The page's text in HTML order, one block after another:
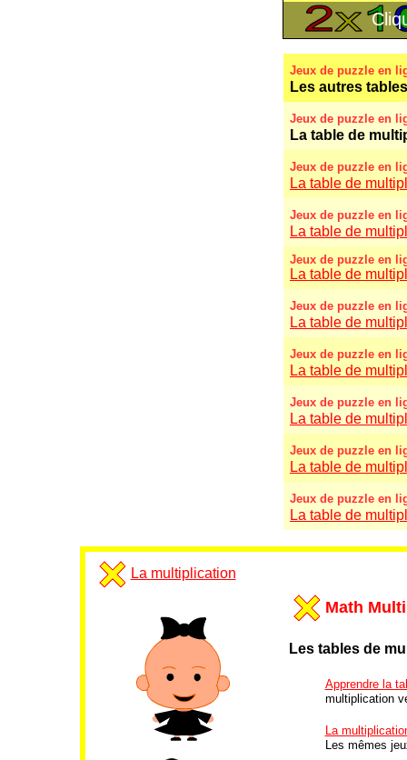
Jeux de puzzle en
Les autres
Jeux de puzzle en
La table de
Jeux de puzzle en
La table de
Jeux de puzzle en
La table de
Jeux de puzzle en
La table de
Jeux de puzzle en
La table de
Jeux de puzzle en
La table de
Jeux de puzzle en
La table de
Jeux de puzzle en
La table de
Jeux de puzzle en
La table de
La multiplication
Math
Les tables de
Apprendre la
multiplication
La
Les mêmes